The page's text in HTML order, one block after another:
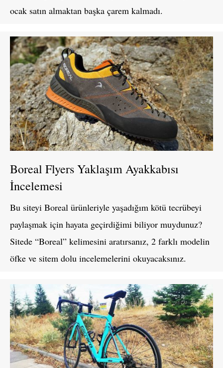
ocak satın almaktan başka çarem kalmadı.
Boreal Flyers Yaklaşım Ayakkabısı
İncelemesi
Bu siteyi Boreal ürünleriyle yaşadığım kötü tecrübeyi
paylaşmak için hayata geçirdiğimi biliyor muydunuz?
Sitede “Boreal” kelimesini aratırsanız, 2 farklı modelin
öfke ve sitem dolu incelemelerini okuyacaksınız.